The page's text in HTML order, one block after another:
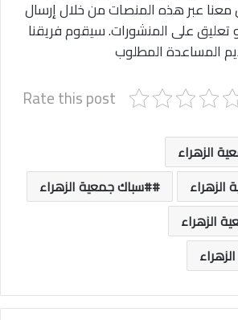
عبر هذه المنصات من خلال إرسال
تعليق على المنشورات. سيقوم فريقنا
المساعدة المطلوب
Rate this post
الزهراء
#سباك جمعية الزهراء
الزهراء